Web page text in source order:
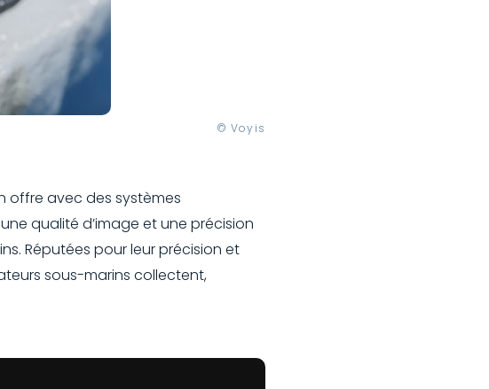
© Voyis
offre avec des systèmes
qualité d’image et une précision
Réputées pour leur précision et
sous-marins collectent,